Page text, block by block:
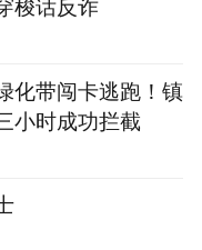
梭话反诈
化带闯卡逃跑！镇
小时成功拦截